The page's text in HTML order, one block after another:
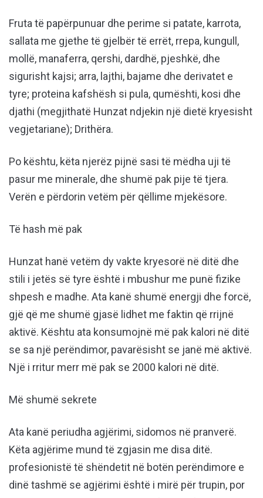
Fruta të papërpunuar dhe perime si patate, karrota,
sallata me gjethe të gjelbër të errët, rrepa, kungull,
mollë, manaferra, qershi, dardhë, pjeshkë, dhe
sigurisht kajsi; arra, lajthi, bajame dhe derivatet e
tyre; proteina kafshësh si pula, qumështi, kosi dhe
djathi (megjithatë Hunzat ndjekin një dietë kryesisht
vegjetariane); Drithëra.
Po kështu, këta njerëz pijnë sasi të mëdha uji të
pasur me minerale, dhe shumë pak pije të tjera.
Verën e përdorin vetëm për qëllime mjekësore.
Të hash më pak
Hunzat hanë vetëm dy vakte kryesorë në ditë dhe
stili i jetës së tyre është i mbushur me punë fizike
shpesh e madhe. Ata kanë shumë energji dhe forcë,
gjë që me shumë gjasë lidhet me faktin që rrijnë
aktivë. Kështu ata konsumojnë më pak kalori në ditë
se sa një perëndimor, pavarësisht se janë më aktivë.
Një i rritur merr më pak se 2000 kalori në ditë.
Më shumë sekrete
Ata kanë periudha agjërimi, sidomos në pranverë.
Këta agjërime mund të zgjasin me disa ditë.
profesionistë të shëndetit në botën perëndimore e
dinë tashmë se agjërimi është i mirë për trupin, por